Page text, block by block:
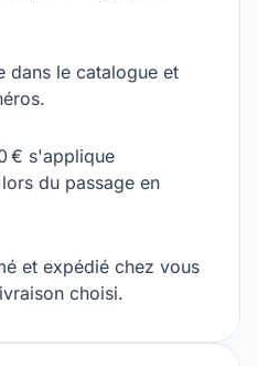
dans le catalogue et
€ s'applique
du passage en
et expédié chez vous
choisi.